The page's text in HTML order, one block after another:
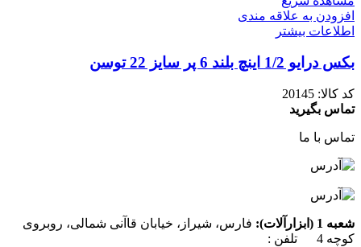
افزودن به علاقه مندی
اطلاعات بیشتر
بکس درایو 1/2 اینچ بلند 6 پر سایز 22 توسن
کد کالا: 20145
تماس بگیرید
تماس با ما
شعبه 1 (ابزارآلات):
فارس، شیراز، خیابان قاآنی شمالی، روبروی
کوچه 4 تلفن :